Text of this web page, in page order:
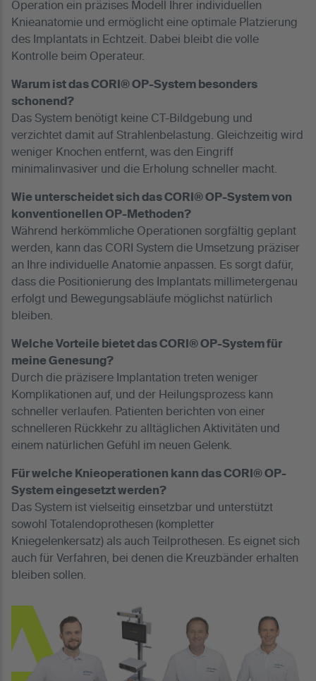
Operation ein präzises Modell Ihrer individuellen
Knieanatomie und ermöglicht eine optimale Platzierung
des Implantats in Echtzeit. Dabei bleibt die volle
Kontrolle beim Operateur.
Warum ist das CORI® OP-System besonders
schonend?
Das System benötigt keine CT-Bildgebung und
verzichtet damit auf Strahlenbelastung. Gleichzeitig wird
weniger Knochen entfernt, was den Eingriff
minimalinvasiver und die Erholung schneller macht.
Wie unterscheidet sich das CORI® OP-System von
konventionellen OP-Methoden?
Während herkömmliche Operationen sorgfältig geplant
werden, kann das CORI System die Umsetzung präziser
an Ihre individuelle Anatomie anpassen. Es sorgt dafür,
dass die Positionierung des Implantats millimetergenau
erfolgt und Bewegungsabläufe möglichst natürlich
bleiben.
Welche Vorteile bietet das CORI® OP-System für
meine Genesung?
Durch die präzisere Implantation treten weniger
Komplikationen auf, und der Heilungsprozess kann
schneller verlaufen. Patienten berichten von einer
schnelleren Rückkehr zu alltäglichen Aktivitäten und
einem natürlichen Gefühl im neuen Gelenk.
Für welche Knieoperationen kann das CORI® OP-
System eingesetzt werden?
Das System ist vielseitig einsetzbar und unterstützt
sowohl Totalendoprothesen (kompletter
Kniegelenkersatz) als auch Teilprothesen. Es eignet sich
auch für Verfahren, bei denen die Kreuzbänder erhalten
bleiben sollen.